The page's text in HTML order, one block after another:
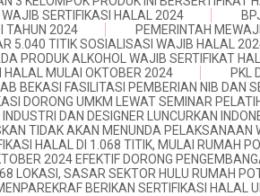
SERTIFIKASI HALAL 2024
TAHUN 2024
PEMERINTAH
5.040 TITIK SOSIALISASI WAJIB HALAL
PRODUK ALKOHOL WAJIB SERTIFIKAT
HALAL MULAI OKTOBER 2024
PKL
BEKASI FASILITASI PEMBERIAN NIB DAN
DORONG UMKM LEWAT SEMINAR
DAN DESIGNER LUNCURKAN
TIDAK AKAN MENUNDA PELAKSANAAN
HALAL DI 1.068 TITIK, MULAI RUMAH
2024 EFEKTIF DORONG
LOKASI, SASAR SEKTOR HULU RUMAH
BERIKAN SERTIFIKASI HALAL